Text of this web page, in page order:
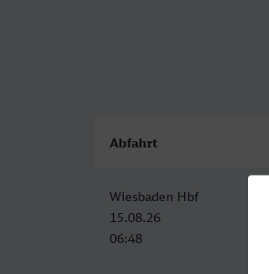
Abfahrt
Wiesbaden Hbf
15.08.26
06:48